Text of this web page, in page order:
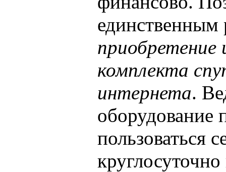
единственным
приобретение
комплекта
интернета.
оборудование
пользоваться